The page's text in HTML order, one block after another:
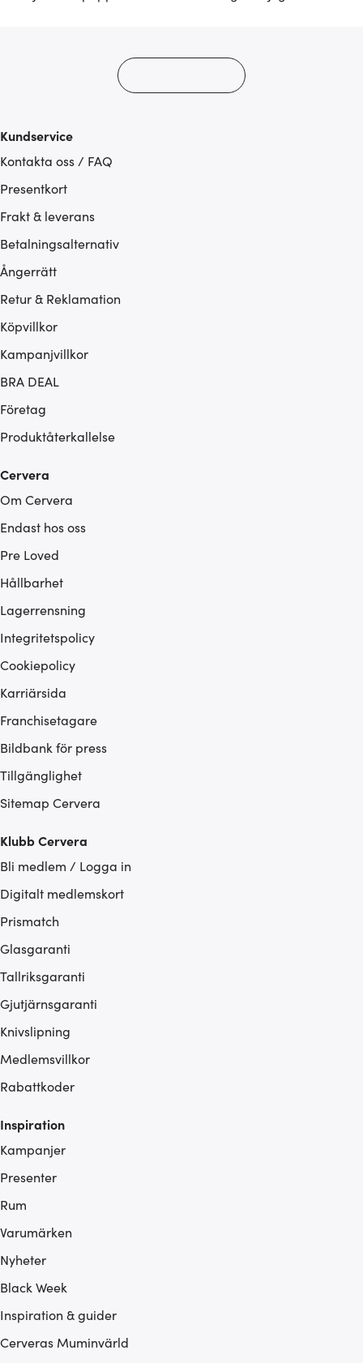
Kundservice
Kontakta oss / FAQ
Presentkort
Frakt & leverans
Betalningsalternativ
Ångerrätt
Retur & Reklamation
Köpvillkor
Kampanjvillkor
BRA DEAL
Företag
Produktåterkallelse
Cervera
Om Cervera
Endast hos oss
Pre Loved
Hållbarhet
Lagerrensning
Integritetspolicy
Cookiepolicy
Karriärsida
Franchisetagare
Bildbank för press
Tillgänglighet
Sitemap Cervera
Klubb Cervera
Bli medlem / Logga in
Digitalt medlemskort
Prismatch
Glasgaranti
Tallriksgaranti
Gjutjärnsgaranti
Knivslipning
Medlemsvillkor
Rabattkoder
Inspiration
Kampanjer
Presenter
Rum
Varumärken
Nyheter
Black Week
Inspiration & guider
Cerveras Muminvärld